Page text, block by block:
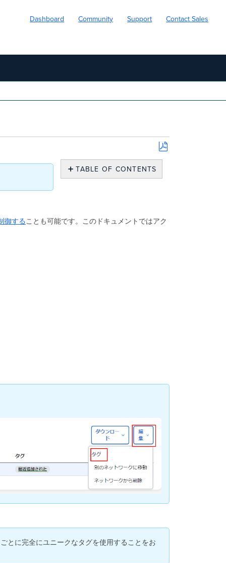
Dashboard Community Support Contact Sales
Save
PDF
TABLE OF CONTENTS
の
の
で
ギ
御することも可能です。このドキュメントではアク
とに完全にユニークなタグを使用することをお